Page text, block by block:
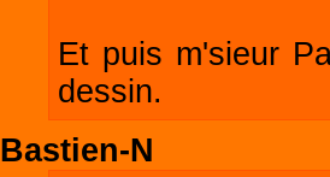
Et puis m'sieur
dessin.
Bastien-N